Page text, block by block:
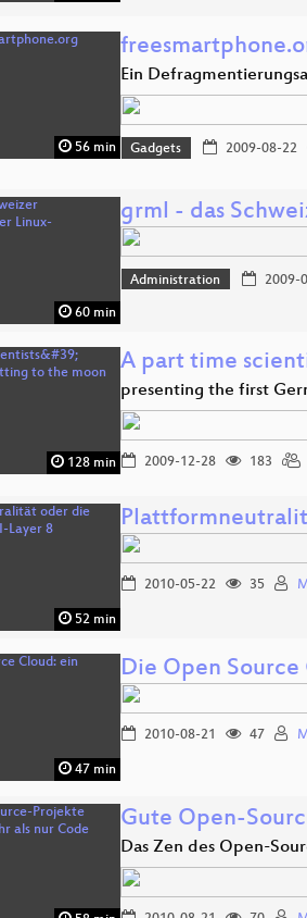
56 min
Ein
Gadgets 2009-08-22
60 min
grml - das
Administration 2009-
128 min
A part time
presenting the first
2009-12-28 183
52 min
2010-05-22 35
47 min
Die Open
2010-08-21 47
Gute Open-
Das Zen des Open-